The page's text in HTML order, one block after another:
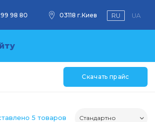
98 80 03118 г.Киев RU UA
Скачать прайс
5 товаров